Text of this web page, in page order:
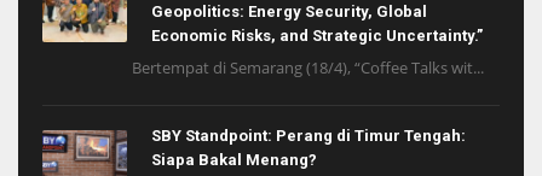
Geopolitics: Energy Security, Global
Economic Risks, and Strategic Uncertainty.”
Bertempat di Semarang (18/4), “Coffee Talks wit...
SBY Standpoint: Perang di Timur Tengah:
Siapa Bakal Menang?